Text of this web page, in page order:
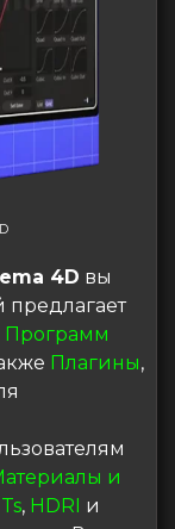
4D вы
предлагает
Программ
Плагины,
и
, HDRI и